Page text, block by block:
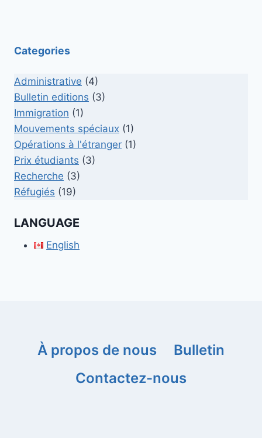
Categories
Administrative (4)
Bulletin editions (3)
Immigration (1)
Mouvements spéciaux (1)
Opérations à l'étranger (1)
Prix étudiants (3)
Recherche (3)
Réfugiés (19)
LANGUAGE
English
À propos de nous
Bulletin
Contactez-nous